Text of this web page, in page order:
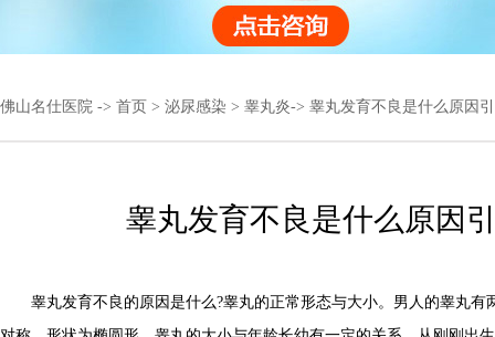
佛山名仕医院 -> 首页 > 泌尿感染 > 睾丸炎-> 睾丸发育不良是什么原因
睾丸发育不良是什么原因
睾丸发育不良的原因是什么?睾丸的正常形态与大小。男人的睾丸有